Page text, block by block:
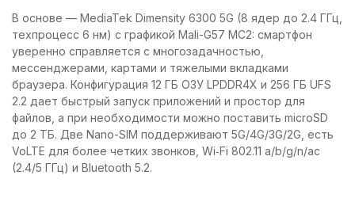
В основе — MediaTek Dimensity 6300 5G (8 ядер до 2.4 ГГц,
техпроцесс 6 нм) с графикой Mali-G57 MC2: смартфон
уверенно справляется с многозадачностью,
мессенджерами, картами и тяжелыми вкладками
браузера. Конфигурация 12 ГБ ОЗУ LPDDR4X и 256 ГБ UFS
2.2 дает быстрый запуск приложений и простор для
файлов, а при необходимости можно поставить microSD
до 2 ТБ. Две Nano-SIM поддерживают 5G/4G/3G/2G, есть
VoLTE для более четких звонков, Wi‑Fi 802.11 a/b/g/n/ac
(2.4/5 ГГц) и Bluetooth 5.2.